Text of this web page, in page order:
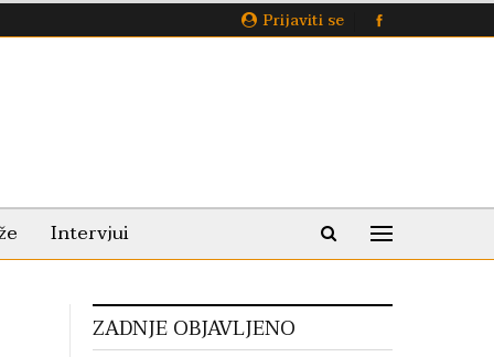
Prijaviti se
Intervjui
ZADNJE OBJAVLJENO